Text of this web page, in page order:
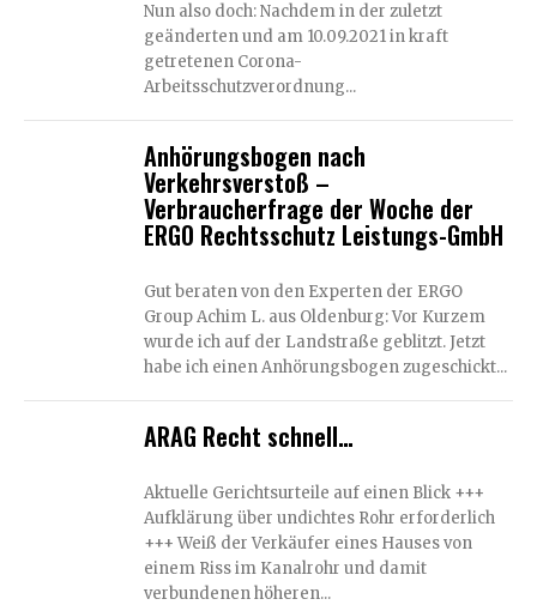
Nun also doch: Nachdem in der zuletzt
geänderten und am 10.09.2021 in kraft
getretenen Corona-
Arbeitsschutzverordnung...
Anhörungsbogen nach
Verkehrsverstoß –
Verbraucherfrage der Woche der
ERGO Rechtsschutz Leistungs-GmbH
Gut beraten von den Experten der ERGO
Group Achim L. aus Oldenburg: Vor Kurzem
wurde ich auf der Landstraße geblitzt. Jetzt
habe ich einen Anhörungsbogen zugeschickt...
ARAG Recht schnell…
Aktuelle Gerichtsurteile auf einen Blick +++
Aufklärung über undichtes Rohr erforderlich
+++ Weiß der Verkäufer eines Hauses von
einem Riss im Kanalrohr und damit
verbundenen höheren...